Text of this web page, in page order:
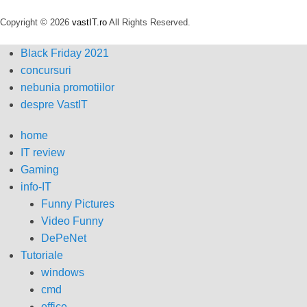
Copyright © 2026 vastIT.ro All Rights Reserved.
Black Friday 2021
concursuri
nebunia promotiilor
despre VastIT
home
IT review
Gaming
info-IT
Funny Pictures
Video Funny
DePeNet
Tutoriale
windows
cmd